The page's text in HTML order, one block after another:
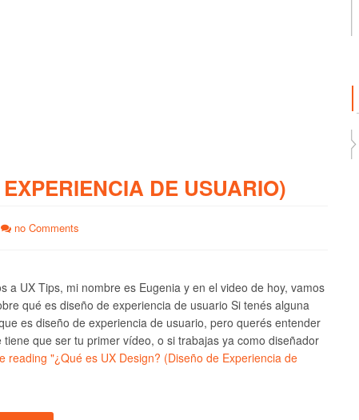
DE USUARIO)
no Comments
a UX Tips, mi nombre es Eugenia y en el video de hoy, vamos
qué es diseño de experiencia de usuario Si tenés alguna
es diseño de experiencia de usuario, pero querés entender
tiene que ser tu primer vídeo, o si trabajas ya como diseñador
reading "¿Qué es UX Design? (Diseño de Experiencia de